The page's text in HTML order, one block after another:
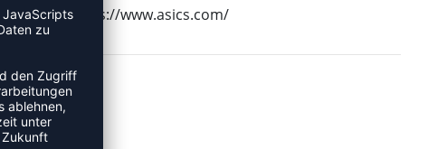
Web: https://www.asics.com/